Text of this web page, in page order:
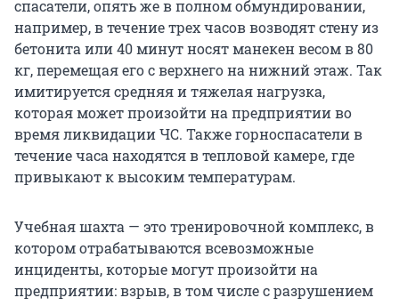
спасатели, опять же в полном обмундировании,
например, в течение трех часов возводят стену из
бетонита или 40 минут носят манекен весом в 80
кг, перемещая его с верхнего на нижний этаж. Так
имитируется средняя и тяжелая нагрузка,
которая может произойти на предприятии во
время ликвидации ЧС. Также горноспасатели в
течение часа находятся в тепловой камере, где
привыкают к высоким температурам.
Учебная шахта — это тренировочной комплекс, в
котором отрабатываются всевозможные
инциденты, которые могут произойти на
предприятии: взрыв, в том числе с разрушением